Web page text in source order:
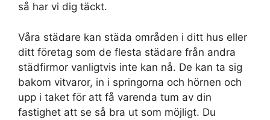
så har vi dig täckt.
Våra städare kan städa områden i ditt hus eller
ditt företag som de flesta städare från andra
städfirmor vanligtvis inte kan nå. De kan ta sig
bakom vitvaror, in i springorna och hörnen och
upp i taket för att få varenda tum av din
fastighet att se så bra ut som möjligt. Du